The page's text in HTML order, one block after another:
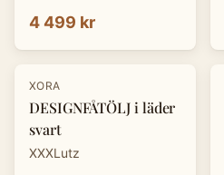
4 499 kr
-25%
XORA
DESIGNFÅTÖLJ i läder
svart
XXXLutz